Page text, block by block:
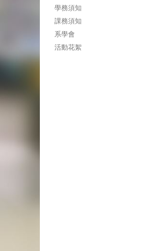
學務須知
課務須知
系學會
活動花絮